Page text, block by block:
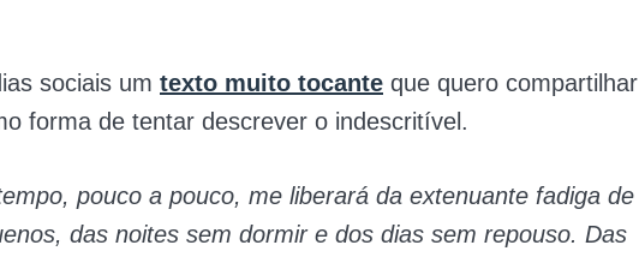
sociais um texto muito tocante que quero compartilhar
forma de tentar descrever o indescritível.
pouco a pouco, me liberará da extenuante fadiga de
das noites sem dormir e dos dias sem repouso. Das